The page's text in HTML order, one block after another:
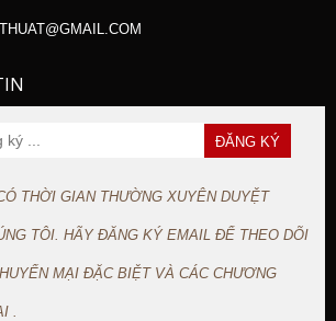
THỜI GIAN THƯỜNG XUYÊN DUYỆT
TÔI. HÃY ĐĂNG KÝ EMAIL ĐỂ THEO DÕI
MẠI ĐẶC BIỆT VÀ CÁC CHƯƠNG
.